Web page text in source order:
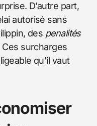
D’autre part,
autorisé sans
des penalités
surcharges
qu’il vaut